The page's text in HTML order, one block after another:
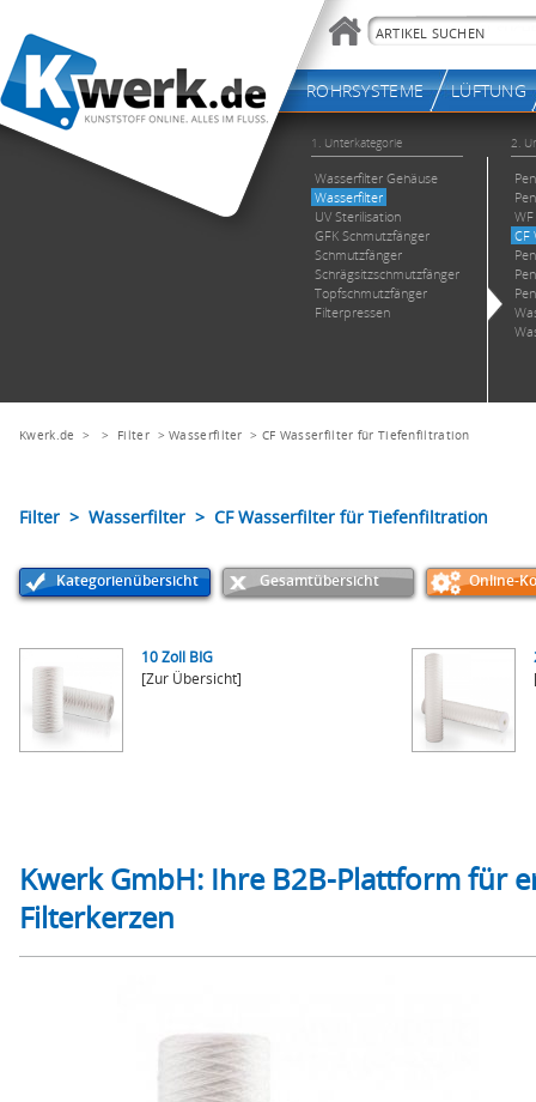
Kwerk.de > > Filter>Wasserfilter > CF Wasserfilter für Tiefenfiltration
Filter > Wasserfilter > CF Wasserfilter für Tiefenfiltration
Kategorienübersicht Gesamtübersicht Online-
10 Zoll BIG
[Zur Übersicht]
Kwerk GmbH: Ihre B2B-Plattform für
Filterkerzen